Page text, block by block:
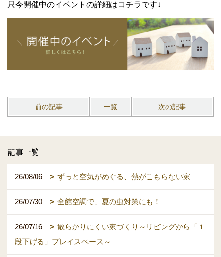
只今開催中のイベントの詳細はコチラです↓
前の記事 一覧 次の記事
記事一覧
26/08/06 ずっと空気がめぐる、熱がこもらない家
26/07/30 全館空調で、夏の虫対策にも！
26/07/16
散らかりにくい家づくり～リビングから「１
段下げる」プレイスペース～